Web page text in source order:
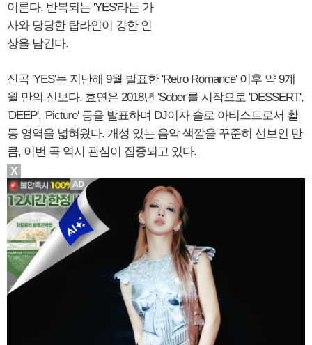
이룬다. 반복되는 'YES'라는 가
사와 당당한 탑라인이 강한 인
상을 남긴다.
신곡 'YES'는 지난해 9월 발표한 'Retro Romance' 이후 약 9개
월 만의 신보다. 효연은 2018년 'Sober'를 시작으로 'DESSERT',
'DEEP', 'Picture' 등을 발표하며 DJ이자 솔로 아티스트로서 활
동 영역을 넓혀왔다. 개성 있는 음악 색깔을 꾸준히 선보인 만
큼, 이번 곡 역시 관심이 집중되고 있다.
X